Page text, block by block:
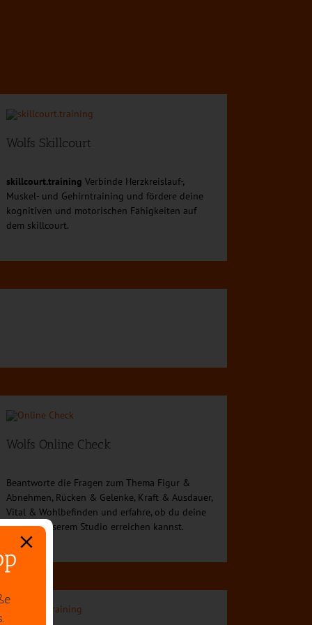
Wolfs Skillcourt
skillcourt.training Verbinde Herzkreislauf-,
Muskel- und Gehirntraining und fördere deine
kognitiven und motorischen Fähigkeiten auf
dem skillcourt.
Wolfs Online Check
Beantworte die Fragen zum Thema Figur &
Abnehmen, Rücken & Gelenke, Kraft & Ausdauer,
Vital & Wohlbefinden und erfahre, ob du deine
Ziele in unserem Studio erreichen kannst.